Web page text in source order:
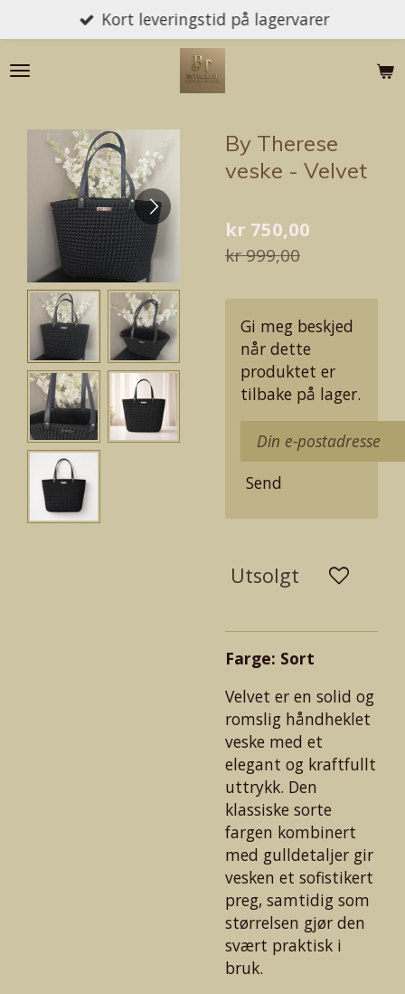
til
hovedinnhold
Kort leveringstid på lagervarer
By Therese
veske - Velvet
kr 750,00
kr 999,00
Gi meg beskjed
når dette
produktet er
tilbake på lager.
Send
Utsolgt
Farge: Sort
Velvet er en solid og
romslig håndheklet
veske med et
elegant og kraftfullt
uttrykk. Den
klassiske sorte
fargen kombinert
med gulldetaljer gir
vesken et sofistikert
preg, samtidig som
størrelsen gjør den
svært praktisk i
bruk.